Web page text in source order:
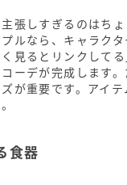
張しすぎるのはち
ルなら、キャラク
見るとリンクして
ーデが完成します
が重要です。アイ
食器